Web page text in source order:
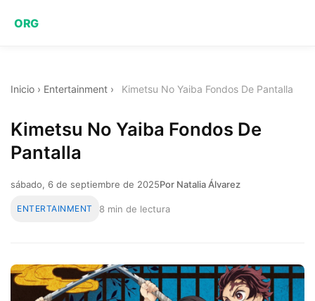
ORG
Inicio › Entertainment › Kimetsu No Yaiba Fondos De Pantalla
Kimetsu No Yaiba Fondos De
Pantalla
sábado, 6 de septiembre de 2025Por Natalia Álvarez
ENTERTAINMENT 8 min de lectura